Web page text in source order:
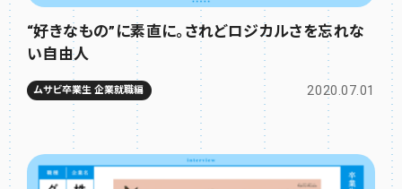
“好きなもの”に素直に。されどロジカルさを忘れな
い自由人
ムサビ卒業生 企業就職編 2020.07.01